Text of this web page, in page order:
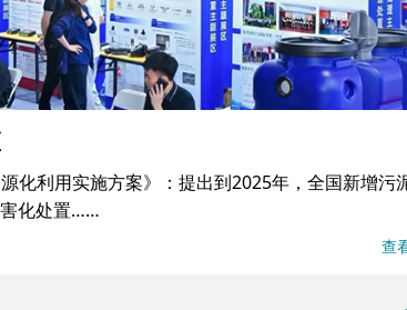
化利用实施方案》：提出到2025年，全国新增污
化处置……
查